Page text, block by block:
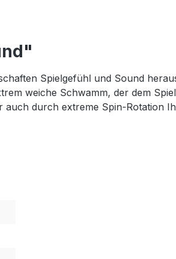
Spielgefühl und Sound
weiche Schwamm, der dem
durch extreme Spin-Rotation